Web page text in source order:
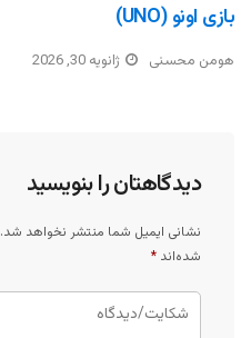
بازی اونو (UNO)
هومن محسنی ژانویه 30, 2026
دیدگاهتان را بنویسید
نشانی ایمیل شما منتشر نخواهد شد.
شده‌اند *